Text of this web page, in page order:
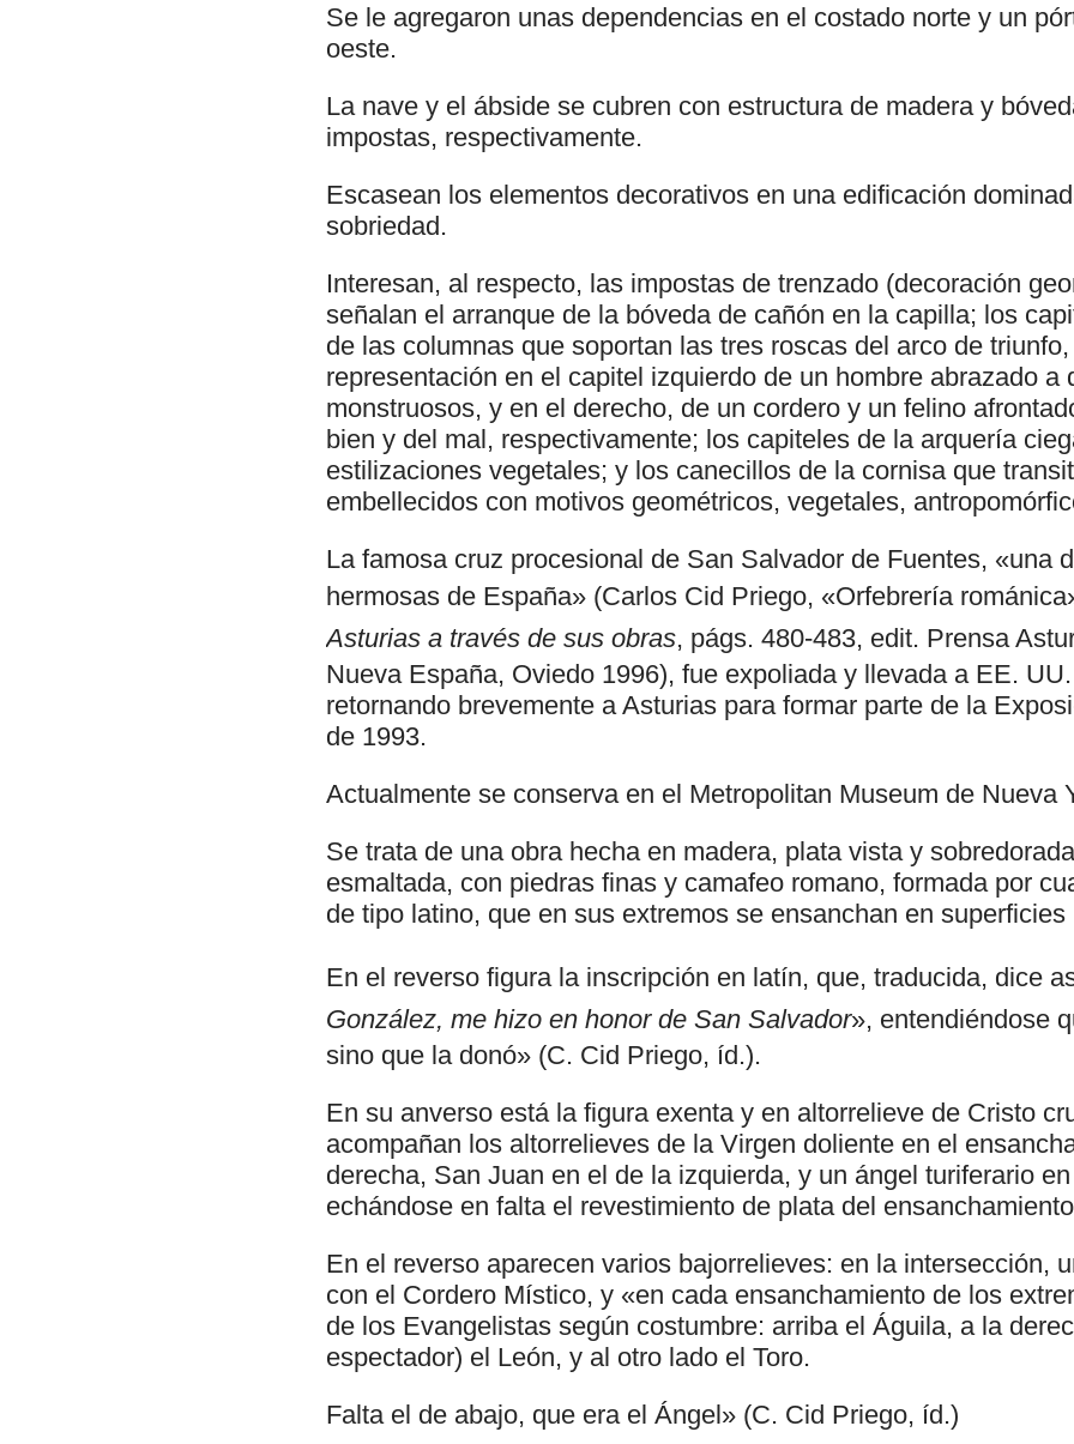
Se le agregaron unas dependencias en el costado norte y un
oeste.
La nave y el ábside se cubren con estructura de madera y
impostas, respectivamente.
Escasean los elementos decorativos en una edificación
sobriedad.
Interesan, al respecto, las impostas de trenzado (decoración
señalan el arranque de la bóveda de cañón en la capilla; los
de las columnas que soportan las tres roscas del arco de
representación en el capitel izquierdo de un hombre abrazado a
monstruosos, y en el derecho, de un cordero y un felino
bien y del mal, respectivamente; los capiteles de la arquería
estilizaciones vegetales; y los canecillos de la cornisa que
embellecidos con motivos geométricos, vegetales,
La famosa cruz procesional de San Salvador de Fuentes, «una
hermosas de España» (Carlos Cid Priego, «Orfebrería
Asturias a través de sus obras, págs. 480-483, edit. Prensa
Nueva España, Oviedo 1996), fue expoliada y llevada a EE.
retornando brevemente a Asturias para formar parte de la
de 1993.
Actualmente se conserva en el Metropolitan Museum de Nueva
Se trata de una obra hecha en madera, plata vista y
esmaltada, con piedras finas y camafeo romano, formada por
de tipo latino, que en sus extremos se ensanchan en
En el reverso figura la inscripción en latín, que, traducida, dice
González, me hizo en honor de San Salvador», entendiéndose
sino que la donó» (C. Cid Priego, íd.).
En su anverso está la figura exenta y en altorrelieve de Cristo
acompañan los altorrelieves de la Virgen doliente en el
derecha, San Juan en el de la izquierda, y un ángel turiferario
echándose en falta el revestimiento de plata del
En el reverso aparecen varios bajorrelieves: en la intersección,
con el Cordero Místico, y «en cada ensanchamiento de los
de los Evangelistas según costumbre: arriba el Águila, a la
espectador) el León, y al otro lado el Toro.
Falta el de abajo, que era el Ángel» (C. Cid Priego, íd.)